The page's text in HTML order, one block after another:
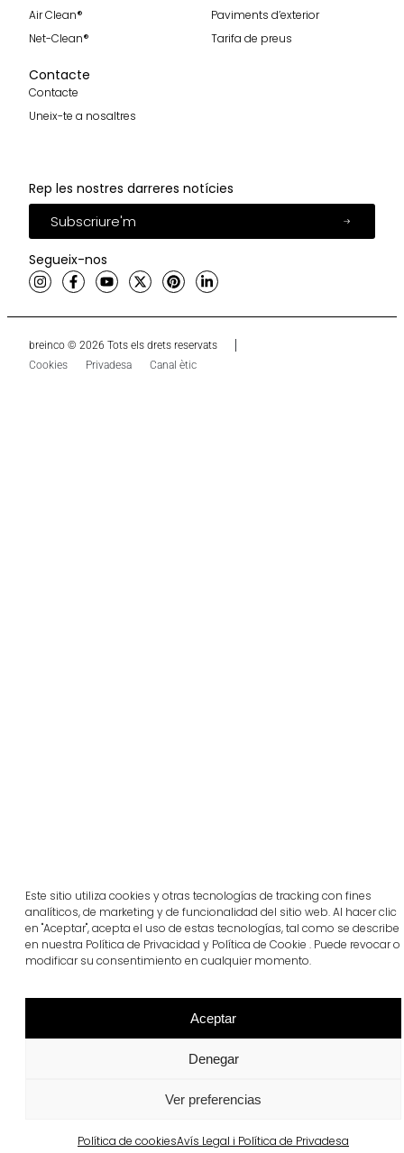
Este sitio utiliza cookies y otras tecnologías de tracking con fines
analíticos, de marketing y de funcionalidad del sitio web. Al hacer clic
en "Aceptar", acepta el uso de estas tecnologías, tal como se describe
en nuestra Política de Privacidad y Política de Cookie . Puede revocar o
modificar su consentimiento en cualquier momento.
Aceptar
Denegar
Ver preferencias
Política de cookiesAvís Legal i Política de Privadesa
Air Clean®
Net-Clean®
Paviments d’exterior
Tarifa de preus
Contacte
Contacte
Uneix-te a nosaltres
Rep les nostres darreres notícies
Subscriure'm
Segueix-nos
breinco © 2026 Tots els drets reservats
Cookies
Privadesa Canal ètic